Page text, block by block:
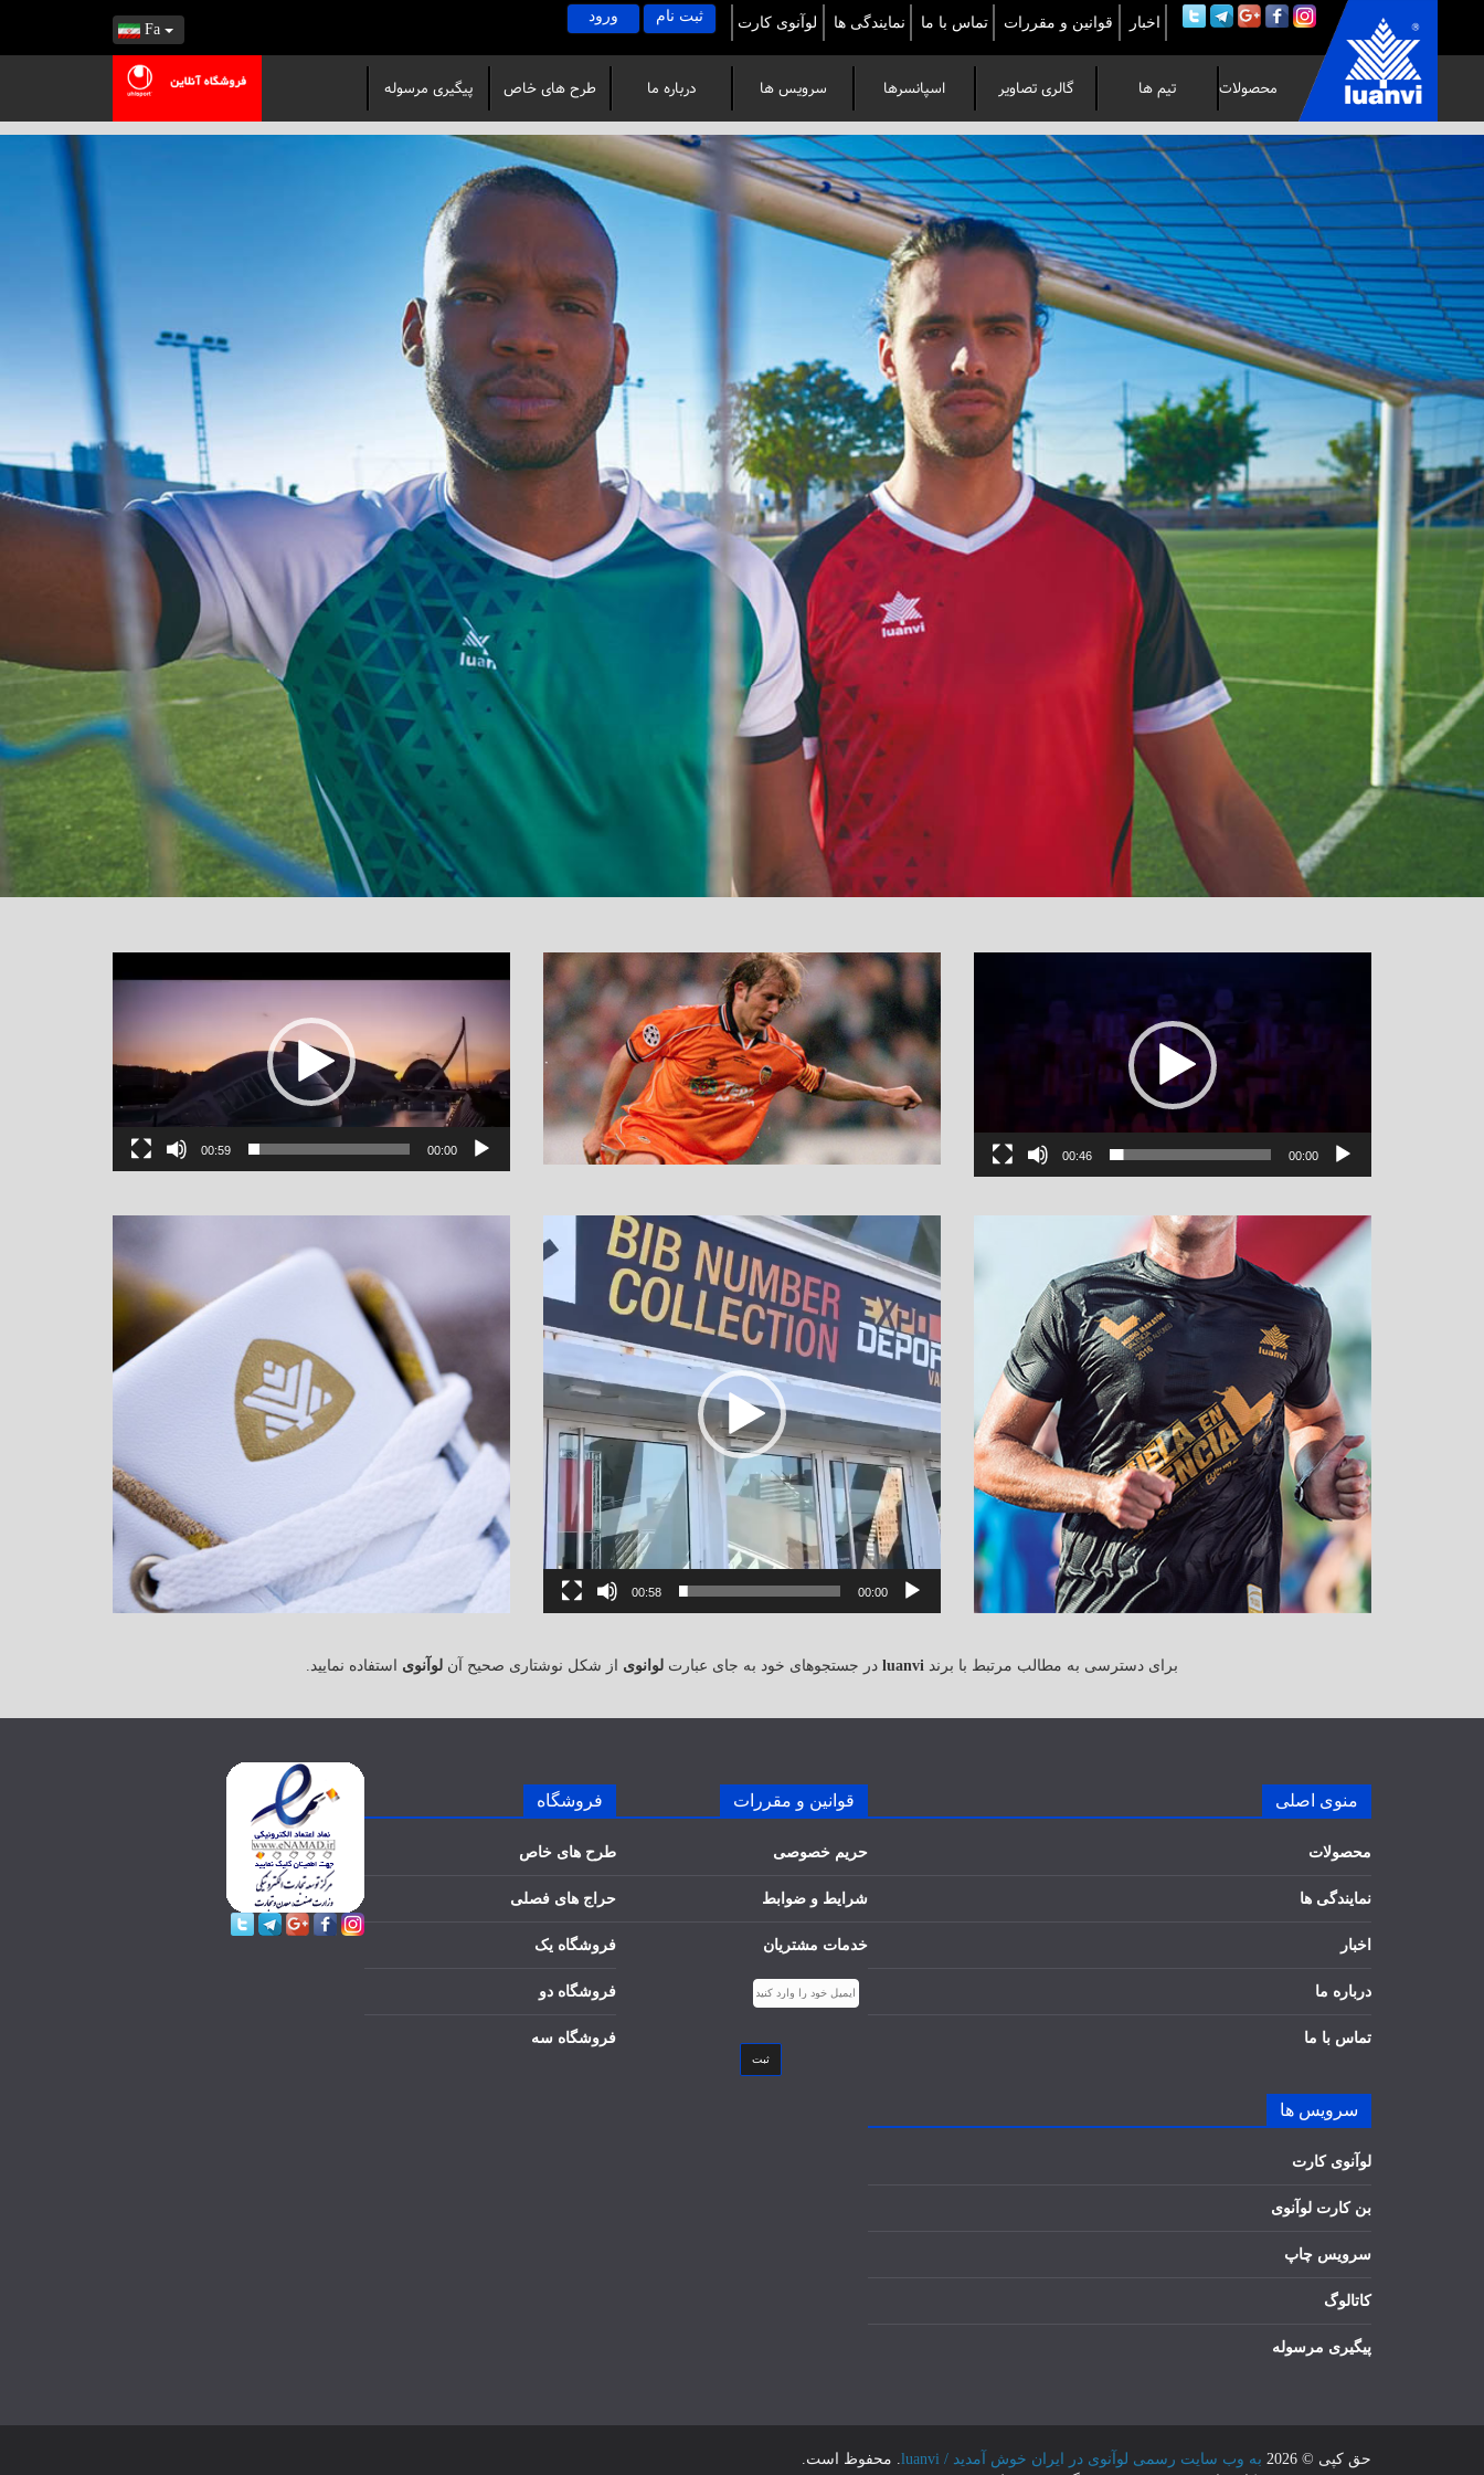
Fa
به
وب
سایت
رسمی
لوآنوی
در
ایران
خوش
آمدید
/
luanvi
اخبار قوانین و مقررات تماس با ما نمایندگی ها لوآنوی کارت ثبت نام ورود
محصولات تیم ها گالری تصاویر اسپانسرها سرویس ها درباره ما طرح های خاص پیگیری مرسوله
ویدیو
00:00
00:59 00:00
00:46
نمایشگر
ویدیو
00:00
00:58
برای دسترسی به مطالب مرتبط با برند luanvi در جستجوهای خود به جای عبارت لوانوی از شکل نوشتاری صحیح آن لوآنوی استفاده نمایید.
منوی اصلی
محصولات
نمایندگی ها
اخبار
درباره ما
تماس با ما
سرویس ها
لوآنوی کارت
بن کارت لوآنوی
سرویس چاپ
کاتالوگ
پیگیری مرسوله
قوانین و مقررات
حریم خصوصی
شرایط و ضوابط
خدمات مشتریان
ثبت
فروشگاه
طرح های خاص
حراج های فصلی
فروشگاه یک
فروشگاه دو
فروشگاه سه
حق کپی © 2026 به وب سایت رسمی لوآنوی در ایران خوش آمدید / luanvi
. محفوظ است.